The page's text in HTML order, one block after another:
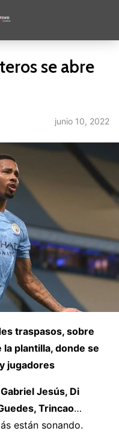
se abre
junio 10, 2022
traspasos, sobre
plantilla, donde se
jugadores
Jesús, Di
Trincao…
están sonando.